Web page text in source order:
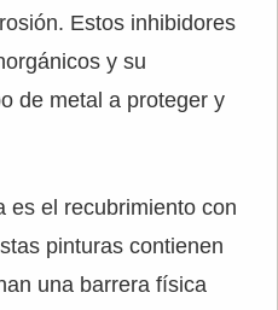
Estos inhibidores
y su
de metal a proteger y
es el recubrimiento con
pinturas contienen
una barrera física